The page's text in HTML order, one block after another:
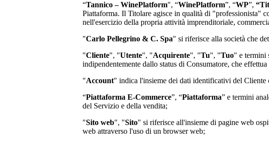
“Tannico – WinePlatform", “WinePlatform”, “WP”,
Piattaforma. Il Titolare agisce in qualità di "professionista"
nell'esercizio della propria attività imprenditoriale,
"Carlo Pellegrino & C. Spa"si riferisce alla società che
"Cliente", "Utente", "Acquirente", "Tu", "Tuo" e termini
indipendentemente dallo status di Consumatore, che
"Account" indica l'insieme dei dati identificativi del Cliente
“Piattaforma E-Commerce”, “Piattaforma” e termini
del Servizio e della vendita;
"Sito web", "Sito" si riferisce all'insieme di pagine web
web attraverso l'uso di un browser web;